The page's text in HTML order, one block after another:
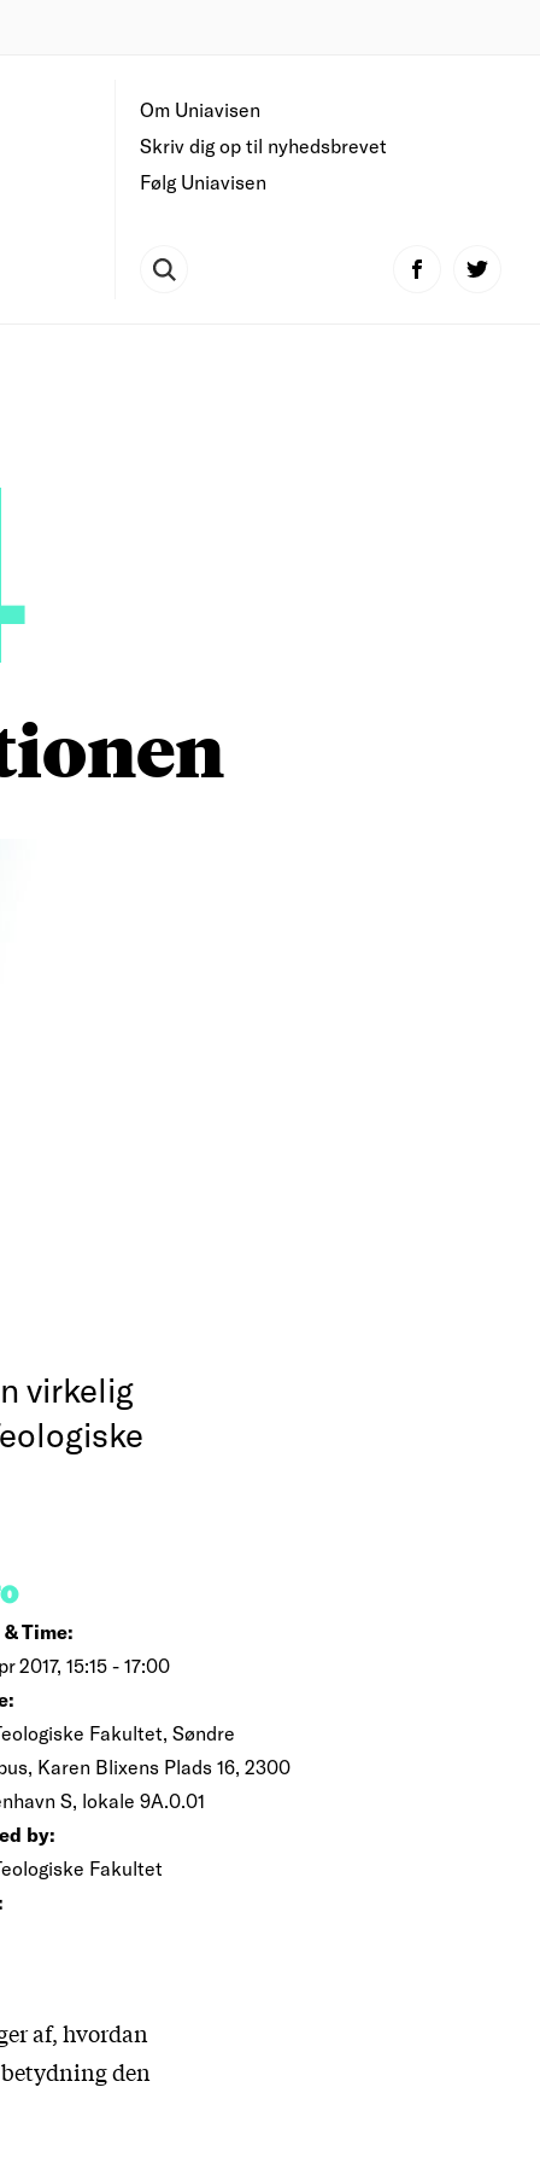
Om Uniavisen
Skriv dig op til nyhedsbrevet
Følg Uniavisen
virkelig
Time:
2017, 15:15 - 17:00
Fakultet, Søndre
Karen Blixens Plads 16, 2300
S, lokale 9A.0.01
by:
Fakultet
af, hvordan
den